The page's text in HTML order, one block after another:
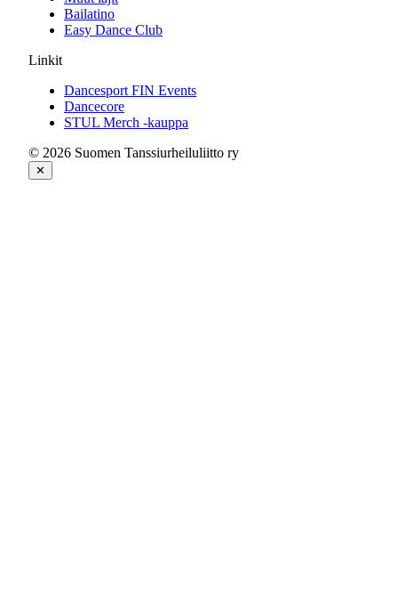
Bailatino
Easy Dance Club
Linkit
Dancesport FIN Events
Dancecore
STUL Merch -kauppa
© 2026 Suomen Tanssiurheiluliitto ry
✕